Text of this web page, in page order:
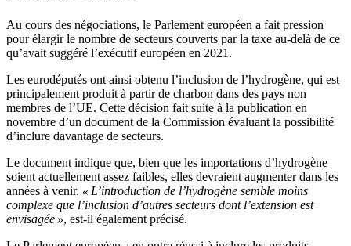
Au cours des négociations, le Parlement européen a fait pression
pour élargir le nombre de secteurs couverts par la taxe au-delà de ce
qu’avait suggéré l’exécutif européen en 2021.
Les eurodéputés ont ainsi obtenu l’inclusion de l’hydrogène, qui est
principalement produit à partir de charbon dans des pays non
membres de l’UE. Cette décision fait suite à la publication en
novembre d’un document de la Commission évaluant la possibilité
d’inclure davantage de secteurs.
Le document indique que, bien que les importations d’hydrogène
soient actuellement assez faibles, elles devraient augmenter dans les
années à venir. « L’introduction de l’hydrogène semble moins
complexe que l’inclusion d’autres secteurs dont l’extension est
envisagée », est-il également précisé.